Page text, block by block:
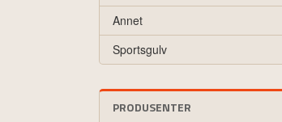
Annet
Sportsgulv
PRODUSENTER